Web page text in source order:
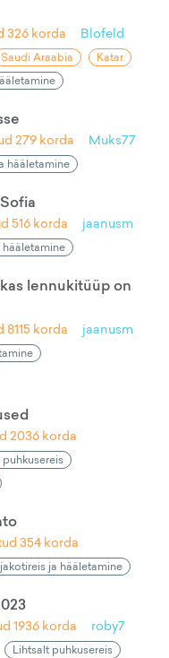
326 korda Blofeld
Saudi Araabia
Katar
279 korda Muks77
hääletamine
516 korda jaanusm
lennukitüüp on
8115 korda jaanusm
2036 korda
354 korda
ja hääletamine
1936 korda roby7
Lihtsalt puhkusereis